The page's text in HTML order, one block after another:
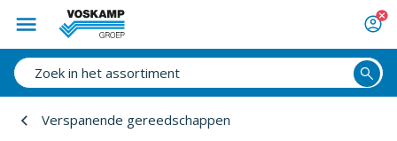
Verspanende gereedschappen